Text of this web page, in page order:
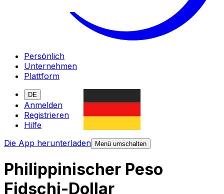
Persönlich
Unternehmen
Plattform
DE
Anmelden
Registrieren
Hilfe
Die App herunterladen
Menü umschalten
Philippinischer Peso
Fidschi-Dollar